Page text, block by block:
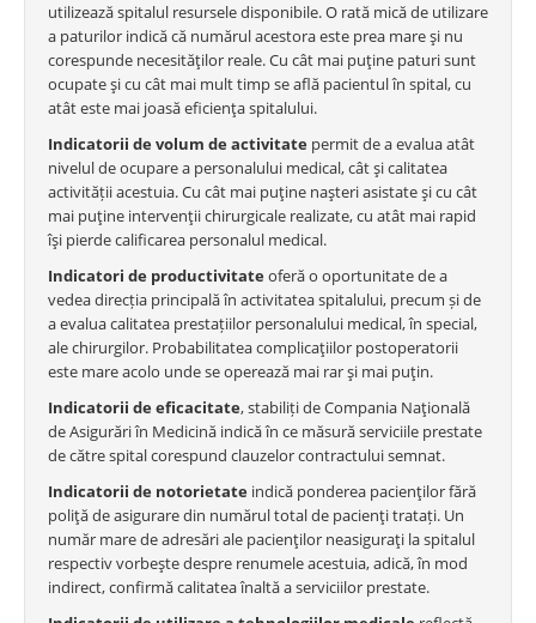
utilizează spitalul resursele disponibile. O rată mică de utilizare
a paturilor indică că numărul acestora este prea mare şi nu
corespunde necesităţilor reale. Cu cât mai puţine paturi sunt
ocupate şi cu cât mai mult timp se află pacientul în spital, cu
atât este mai joasă eficienţa spitalului.
Indicatorii de volum de activitate permit de a evalua atât
nivelul de ocupare a personalului medical, cât şi calitatea
activității acestuia. Cu cât mai puţine naşteri asistate şi cu cât
mai puţine intervenţii chirurgicale realizate, cu atât mai rapid
îşi pierde calificarea personalul medical.
Indicatori de productivitate oferă o oportunitate de a
vedea direcția principală în activitatea spitalului, precum și de
a evalua calitatea prestațiilor personalului medical, în special,
ale chirurgilor. Probabilitatea complicaţiilor postoperatorii
este mare acolo unde se operează mai rar şi mai puţin.
Indicatorii de eficacitate, stabiliți de Compania Naţională
de Asigurări în Medicină indică în ce măsură serviciile prestate
de către spital corespund clauzelor contractului semnat.
Indicatorii de notorietate indică ponderea pacienţilor fără
poliţă de asigurare din numărul total de pacienţi tratați. Un
număr mare de adresări ale pacienţilor neasiguraţi la spitalul
respectiv vorbeşte despre renumele acestuia, adică, în mod
indirect, confirmă calitatea înaltă a serviciilor prestate.